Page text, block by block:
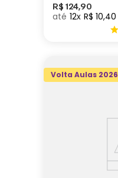
R$ 124,90
12 R$ 10,40
Volta Aulas 2026